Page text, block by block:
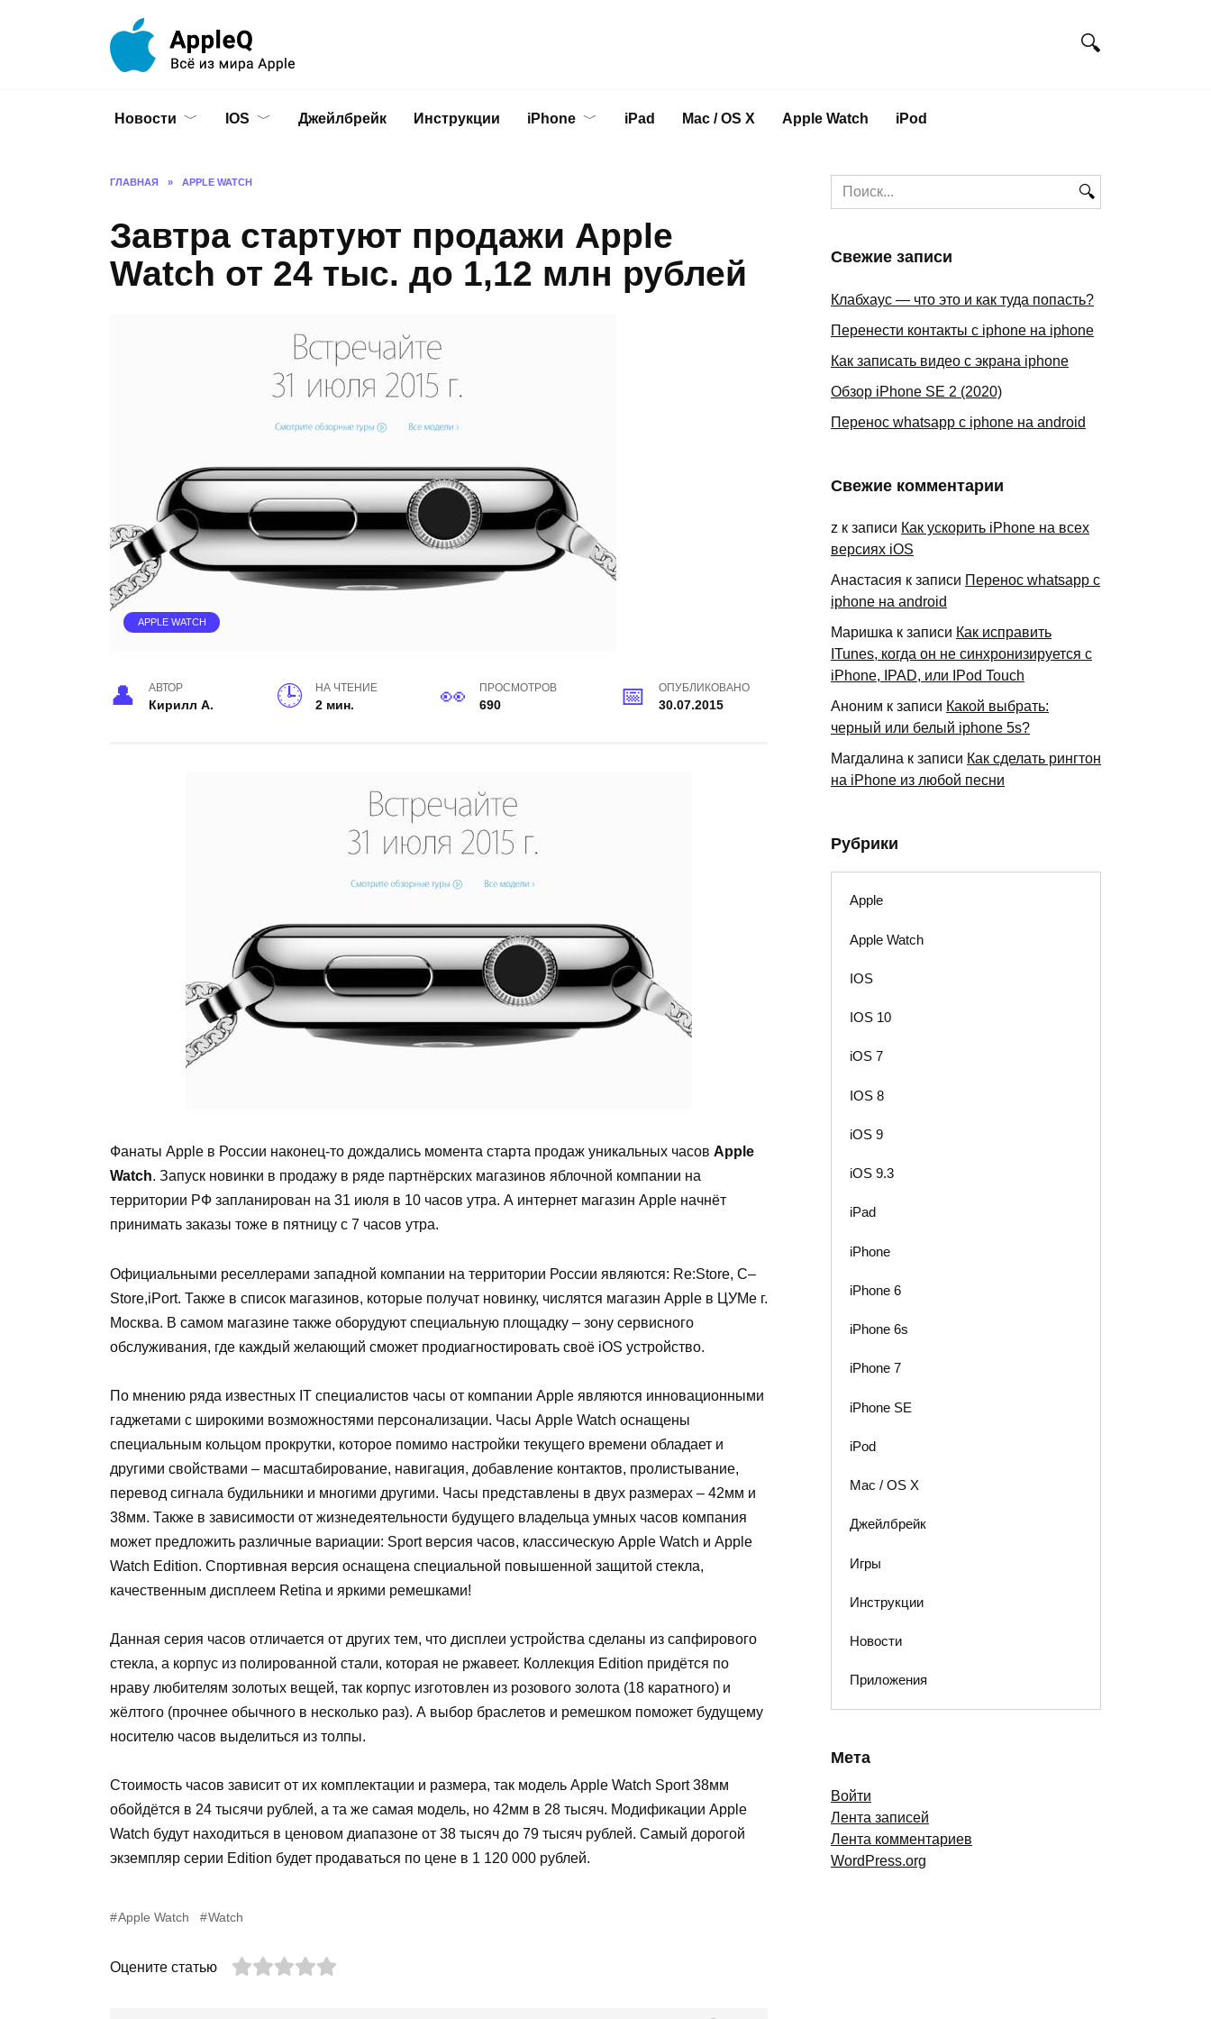
Новости IOS Джейлбрейк Инструкции iPhone iPad Mac / OS X Apple Watch iPod
ГЛАВНАЯ » APPLE WATCH
Завтра стартуют продажи Apple
Watch от 24 тыс. до 1,12 млн рублей
APPLE WATCH
АВТОР
Кирилл А.
НА ЧТЕНИЕ
2 мин.
ПРОСМОТРОВ
690
ОПУБЛИКОВАНО
30.07.2015
Фанаты Apple в России наконец-то дождались момента старта продаж уникальных часов Apple
Watch. Запуск новинки в продажу в ряде партнёрских магазинов яблочной компании на
территории РФ запланирован на 31 июля в 10 часов утра. А интернет магазин Apple начнёт
принимать заказы тоже в пятницу с 7 часов утра.
Официальными реселлерами западной компании на территории России являются: Re:Store, C–
Store,iPort. Также в список магазинов, которые получат новинку, числятся магазин Apple в ЦУМе г.
Москва. В самом магазине также оборудуют специальную площадку – зону сервисного
обслуживания, где каждый желающий сможет продиагностировать своё iOS устройство.
По мнению ряда известных IT специалистов часы от компании Apple являются инновационными
гаджетами с широкими возможностями персонализации. Часы Apple Watch оснащены
специальным кольцом прокрутки, которое помимо настройки текущего времени обладает и
другими свойствами – масштабирование, навигация, добавление контактов, пролистывание,
перевод сигнала будильники и многими другими. Часы представлены в двух размерах – 42мм и
38мм. Также в зависимости от жизнедеятельности будущего владельца умных часов компания
может предложить различные вариации: Sportверсия часов, классическую Apple Watch и Apple
Watch Edition. Спортивная версия оснащена специальной повышенной защитой стекла,
качественным дисплеем Retina и яркими ремешками!
Данная серия часов отличается от других тем, что дисплеи устройства сделаны из сапфирового
стекла, а корпус из полированной стали, которая не ржавеет. Коллекция Edition придётся по
нраву любителям золотых вещей, так корпус изготовлен из розового золота (18 каратного) и
жёлтого (прочнее обычного в несколько раз). А выбор браслетов и ремешком поможет будущему
носителю часов выделиться из толпы.
Стоимость часов зависит от их комплектации и размера, так модель Apple Watch Sport38мм
обойдётся в 24 тысячи рублей, а та же самая модель, но 42мм в 28 тысяч. Модификации Apple
Watch будут находиться в ценовом диапазоне от 38 тысяч до 79 тысяч рублей. Самый дорогой
экземпляр серии Edition будет продаваться по цене в 1 120 000 рублей.
Apple Watch Watch
Оцените статью
Search
for:
Свежие записи
Клабхаус — что это и как туда попасть?
Перенести контакты с iphone на iphone
Как записать видео с экрана iphone
Обзор iPhone SE 2 (2020)
Перенос whatsapp с iphone на android
Свежие комментарии
z к записи Как ускорить iPhone на всех
версиях iOS
Анастасия к записи Перенос whatsapp с
iphone на android
Маришка к записи Как исправить
ITunes, когда он не синхронизируется с
iPhone, IPAD, или IPod Touch
Аноним к записи Какой выбрать:
черный или белый iphone 5s?
Магдалина к записи Как сделать рингтон
на iPhone из любой песни
Рубрики
Apple
Apple Watch
IOS
IOS 10
iOS 7
IOS 8
iOS 9
iOS 9.3
iPad
iPhone
iPhone 6
iPhone 6s
iPhone 7
iPhone SE
iPod
Mac / OS X
Джейлбрейк
Игры
Инструкции
Новости
Приложения
Мета
Войти
Лента записей
Лента комментариев
WordPress.org